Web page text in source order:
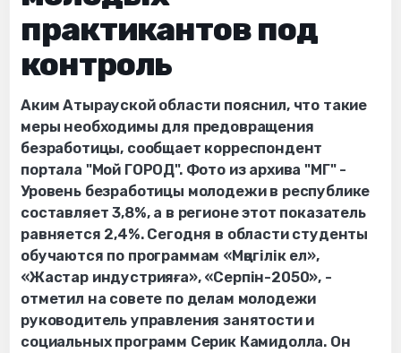
практикантов под
контроль
Аким Атырауской области пояснил, что такие
меры необходимы для предовращения
безработицы, сообщает корреспондент
портала "Мой ГОРОД". Фото из архива "МГ" -
Уровень безработицы молодежи в республике
составляет 3,8%, а в регионе этот показатель
равняется 2,4%. Сегодня в области студенты
обучаются по программам «Мәңгілік ел»,
«Жастар индустрияға», «Серпін-2050», -
отметил на cовете по делам молодежи
руководитель управления занятости и
социальных программ Серик Камидолла. Он